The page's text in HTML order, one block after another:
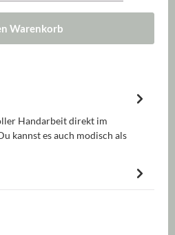
Warenkorb
Handarbeit direkt im
kannst es auch modisch als